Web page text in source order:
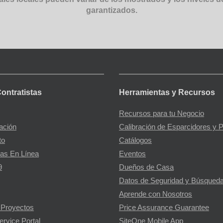
garantizados.
En Línea
Portal
Herramientas y Recursos
Recursos para tu Negocio
Calibración de Esparcidores y
Catálogos
Eventos
Dueños de Casa
Datos de Seguridad y
Aprende con Nosotros
Price Assurance Guarantee
SiteOne Mobile App